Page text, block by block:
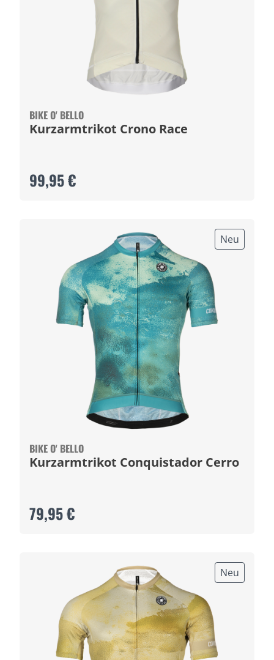
BIKE O' BELLO
Kurzarmtrikot Crono Race
99,95 €
Neu
BIKE O' BELLO
Kurzarmtrikot Conquistador Cerro
79,95 €
Neu